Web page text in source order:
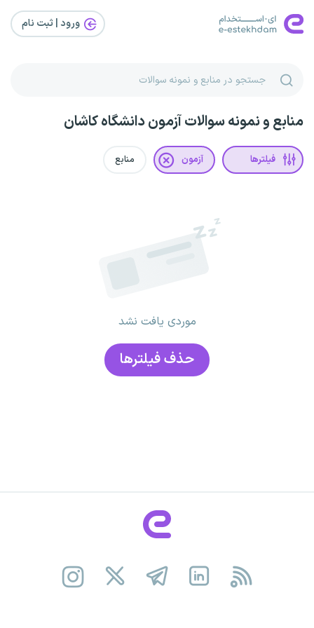
ورود | ثبت‌ نام
منابع و نمونه سوالات آزمون دانشگاه کاشان
فیلترها آزمون منابع
موردی یافت نشد
حذف فیلتر‌ها